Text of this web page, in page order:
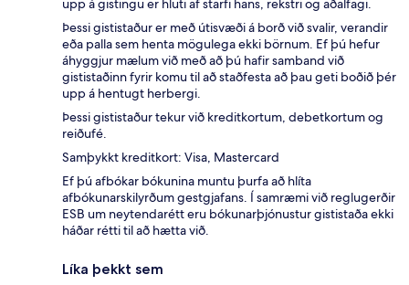
upp á gistingu er hluti af starfi hans, rekstri og aðalfagi.
Þessi gististaður er með útisvæði á borð við svalir, verandir
eða palla sem henta mögulega ekki börnum. Ef þú hefur
áhyggjur mælum við með að þú hafir samband við
gististaðinn fyrir komu til að staðfesta að þau geti boðið þér
upp á hentugt herbergi.
Þessi gististaður tekur við kreditkortum, debetkortum og
reiðufé.
Samþykkt kreditkort: Visa, Mastercard
Ef þú afbókar bókunina muntu þurfa að hlíta
afbókunarskilyrðum gestgjafans. Í samræmi við reglugerðir
ESB um neytendarétt eru bókunarþjónustur gististaða ekki
háðar rétti til að hætta við.
Líka þekkt sem